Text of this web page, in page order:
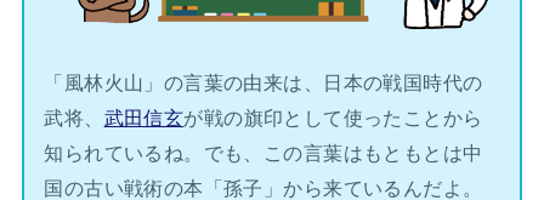
「風林火山」の言葉の由来は、日本の戦国時代の
武将、 武田信玄が戦の旗印として使ったことから
知られているね。でも、この言葉はもともとは中
国の古い戦術の本「孫子」から来ているんだよ。